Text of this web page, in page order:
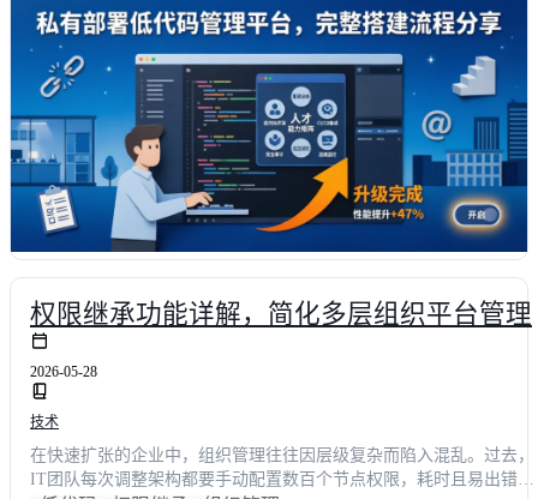
统的自主可控与高效迭代。
权限继承功能详解，简化多层组织平台管理
2026-05-28
技术
在快速扩张的企业中，组织管理往往因层级复杂而陷入混乱。过去，
IT团队每次调整架构都要手动配置数百个节点权限，耗时且易出错。